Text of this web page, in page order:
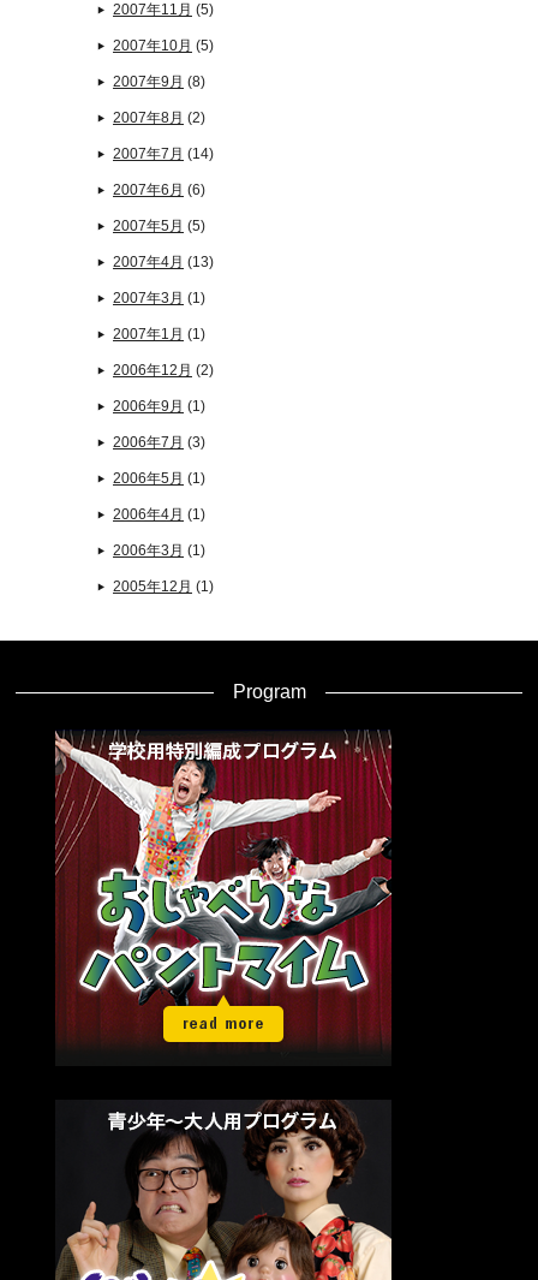
2007年11月 (5)
2007年10月 (5)
2007年9月 (8)
2007年8月 (2)
2007年7月 (14)
2007年6月 (6)
2007年5月 (5)
2007年4月 (13)
2007年3月 (1)
2007年1月 (1)
2006年12月 (2)
2006年9月 (1)
2006年7月 (3)
2006年5月 (1)
2006年4月 (1)
2006年3月 (1)
2005年12月 (1)
Program